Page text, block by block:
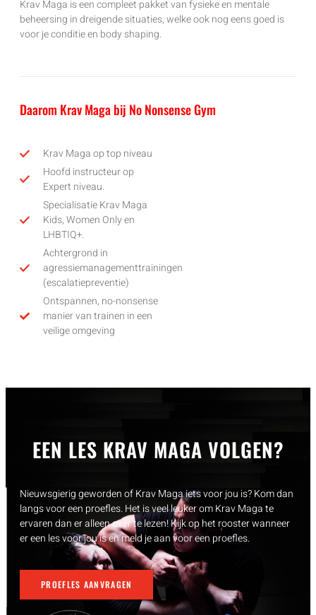
Krav Maga is een compleet pakket van fysieke en mentale
beheersing in dreigende situaties, welke ook nog eens goed is
voor je conditie en body shaping.
Daarom Krav Maga bij No Nonsense Gym
Krav Maga op top niveau
Hoofd instructeur op
Expert niveau.
Specialisatie Krav Maga
Kids, Women Only en
LHBTIQ+.
Achtergrond in
agressiemanagementtrainingen
(escalatiepreventie)
Ontspannen, no-nonsense
manier van trainen in een
veilige omgeving
EEN LES KRAV MAGA VOLGEN?
Nieuwsgierig geworden of Krav Maga iets voor jou is? Kom dan
langs voor een proefles. Het is veel leuker om Krav Maga te
ervaren dan er alleen over te lezen! Kijk op het rooster wanneer
er een les voor jou is en meld je aan voor een proefles.
PROEFLES AANVRAGEN